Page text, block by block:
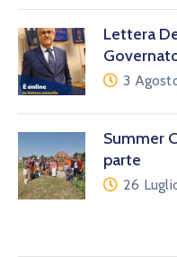
Lettera
3
Summer
parte
26